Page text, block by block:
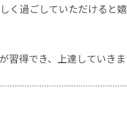
く過ごしていただけると
習得でき、上達していき